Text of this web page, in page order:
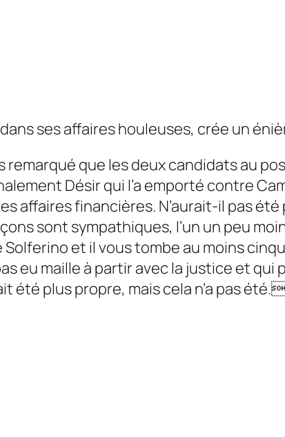
ses affaires houleuses, crée un
remarqué que les deux candidats au
Désir qui l’a emporté contre
affaires financières. N’aurait-il pas
sont sympathiques, l’un un peu
Solferino et il vous tombe au moins
eu maille à partir avec la justice et
été plus propre, mais cela n’a pas